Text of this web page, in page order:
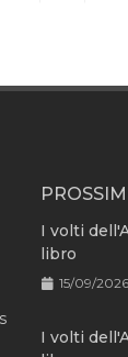
I volti
libro
15/09/2026
I volti